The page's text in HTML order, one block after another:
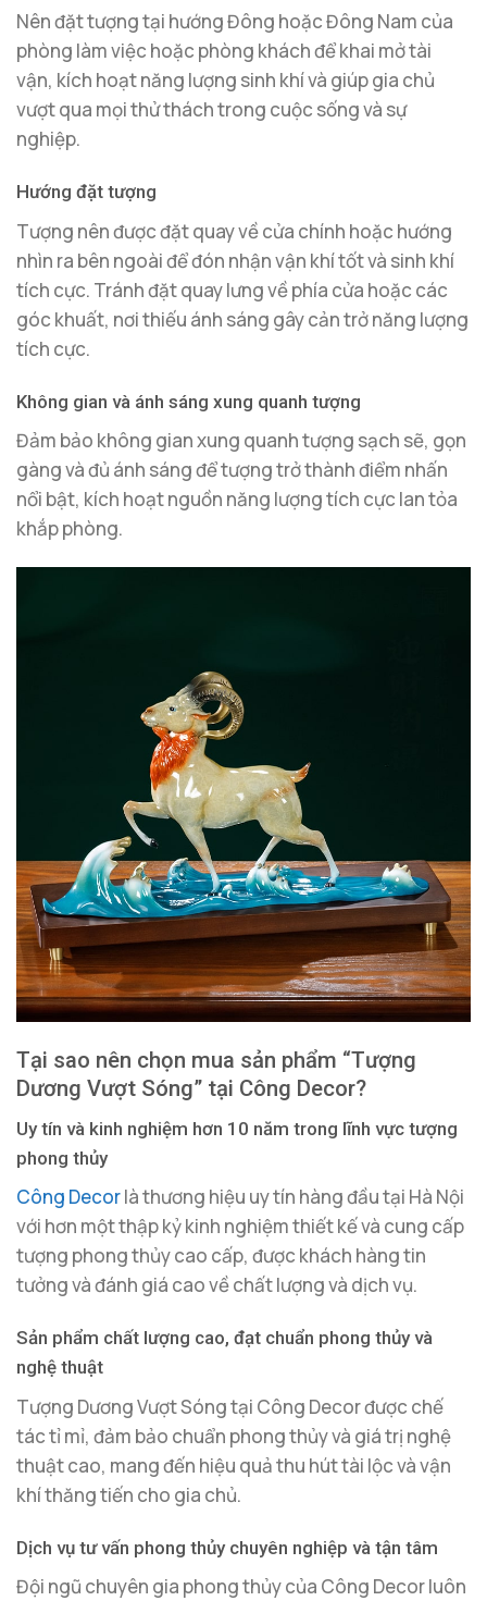
Nên đặt tượng tại hướng Đông hoặc Đông Nam của
phòng làm việc hoặc phòng khách để khai mở tài
vận, kích hoạt năng lượng sinh khí và giúp gia chủ
vượt qua mọi thử thách trong cuộc sống và sự
nghiệp.
Hướng đặt tượng
Tượng nên được đặt quay về cửa chính hoặc hướng
nhìn ra bên ngoài để đón nhận vận khí tốt và sinh khí
tích cực. Tránh đặt quay lưng về phía cửa hoặc các
góc khuất, nơi thiếu ánh sáng gây cản trở năng lượng
tích cực.
Không gian và ánh sáng xung quanh tượng
Đảm bảo không gian xung quanh tượng sạch sẽ, gọn
gàng và đủ ánh sáng để tượng trở thành điểm nhấn
nổi bật, kích hoạt nguồn năng lượng tích cực lan tỏa
khắp phòng.
Tại sao nên chọn mua sản phẩm “Tượng
Dương Vượt Sóng” tại Công Decor?
Uy tín và kinh nghiệm hơn 10 năm trong lĩnh vực tượng
phong thủy
Công Decorlà thương hiệu uy tín hàng đầu tại Hà Nội
với hơn một thập kỷ kinh nghiệm thiết kế và cung cấp
tượng phong thủy cao cấp, được khách hàng tin
tưởng và đánh giá cao về chất lượng và dịch vụ.
Sản phẩm chất lượng cao, đạt chuẩn phong thủy và
nghệ thuật
Tượng Dương Vượt Sóng tại Công Decor được chế
tác tỉ mỉ, đảm bảo chuẩn phong thủy và giá trị nghệ
thuật cao, mang đến hiệu quả thu hút tài lộc và vận
khí thăng tiến cho gia chủ.
Dịch vụ tư vấn phong thủy chuyên nghiệp và tận tâm
Đội ngũ chuyên gia phong thủy của Công Decor luôn